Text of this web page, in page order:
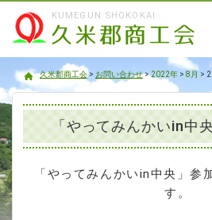
KUMEGUN SHOKOKAI
久米郡商工会
久米郡商工会> お問い合わせ>2022年 > 8月 >
「やってみんかいin中
「やってみんかいin中央」参
す。